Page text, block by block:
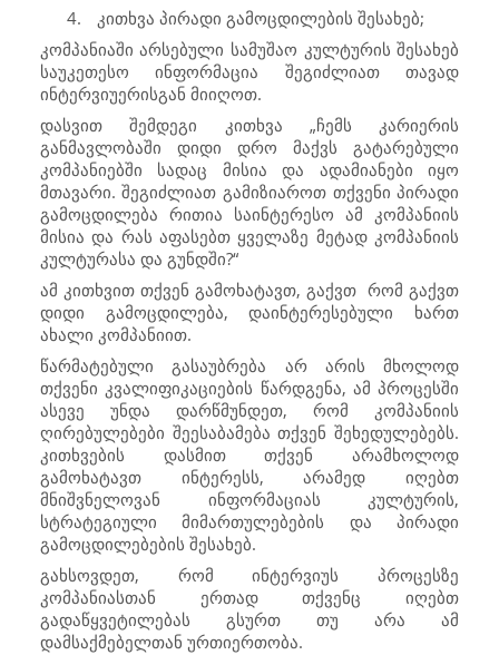
4.
კითხვა პირადი გამოცდილების შესახებ;
კომპანიაში არსებული სამუშაო კულტურის შესახებ
საუკეთესო ინფორმაცია შეგიძლიათ თავად
ინტერვიუერისგან მიიღოთ.
დასვით შემდეგი კითხვა „ჩემს კარიერის
განმავლობაში დიდი დრო მაქვს გატარებული
კომპანიებში სადაც მისია და ადამიანები იყო
მთავარი. შეგიძლიათ გამიზიაროთ თქვენი პირადი
გამოცდილება რითია საინტერესო ამ კომპანიის
მისია და რას აფასებთ ყველაზე მეტად კომპანიის
კულტურასა და გუნდში?“
ამ კითხვით თქვენ გამოხატავთ, გაქვთ რომ გაქვთ
დიდი გამოცდილება, დაინტერესებული ხართ
ახალი კომპანიით.
წარმატებული გასაუბრება არ არის მხოლოდ
თქვენი კვალიფიკაციების წარდგენა, ამ პროცესში
ასევე უნდა დარწმუნდეთ, რომ კომპანიის
ღირებულებები შეესაბამება თქვენ შეხედულებებს.
კითხვების დასმით თქვენ არამხოლოდ
გამოხატავთ ინტერესს, არამედ იღებთ
მნიშვნელოვან ინფორმაციას კულტურის,
სტრატეგიული მიმართულებების და პირადი
გამოცდილებების შესახებ.
გახსოვდეთ, რომ ინტერვიუს პროცესზე
კომპანიასთან ერთად თქვენც იღებთ
გადაწყვეტილებას გსურთ თუ არა ამ
დამსაქმებელთან ურთიერთობა.